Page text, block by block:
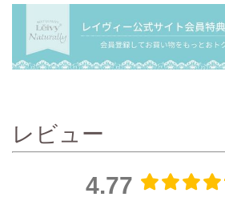
レビュー
4.77